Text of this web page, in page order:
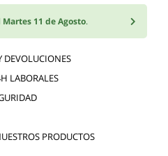
Martes 11 de Agosto.
DEVOLUCIONES
LABORALES
PRODUCTOS